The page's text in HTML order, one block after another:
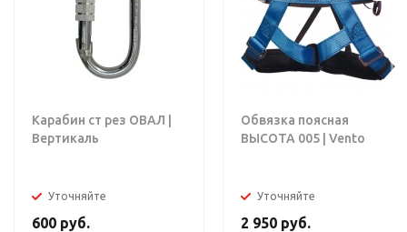
Карабин ст рез ОВАЛ |
Вертикаль
Уточняйте
600 руб.
Обвязка поясная
ВЫСОТА 005 | Vento
Уточняйте
2 950 руб.